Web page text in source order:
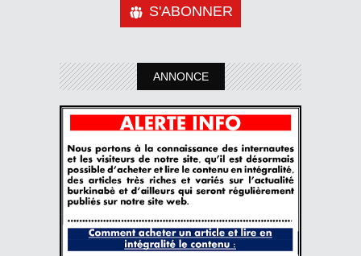
S'ABONNER
ANNONCE